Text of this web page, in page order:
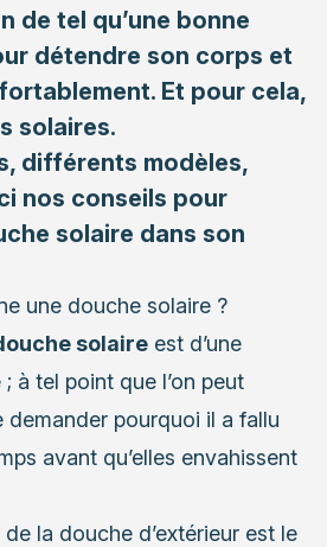
de tel qu’une bonne
détendre son corps et
Et pour cela,
solaires.
différents modèles,
nos conseils pour
solaire dans son
une douche solaire ?
solaire est d’une
à tel point que l’on peut
demander pourquoi il a fallu
avant qu’elles envahissent
la douche d’extérieur est le